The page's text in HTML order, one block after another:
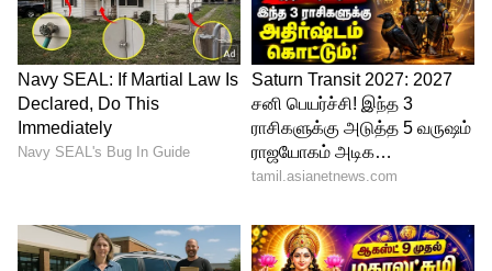
Image Credit :Freepik
இது சிவனின் ஆசீர்வாதத்தின்
அறிகுறியா?
கனவு சாஸ்திரத்தின்படி, சிவலிங்கத்தின்
அருகே பாம்பு அமைதியாக இருப்பது ஒரு
வாழ்க்கையில் நேர்மறையான மாற்றங்கள்,
தடைப்பட்ட காரியங்களில் முன்னேற்றம்